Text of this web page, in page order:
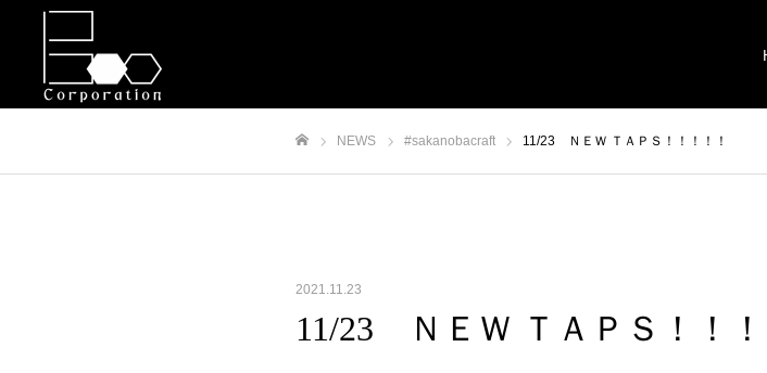
NEWS #sakanobacraft 11/23 ＮＥＷ ＴＡＰＳ！！！！！
2021.11.23
11/23 ＮＥＷ ＴＡＰＳ！！！